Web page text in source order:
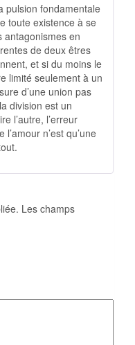
5
pulsion fondamentale
toute existence à se
antagonismes en
de deux êtres
et si du moins le
limité seulement à un
d’une union pas
division est un
l’autre, l’erreur
n’est qu’une
Les champs